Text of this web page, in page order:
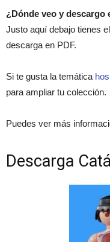
¿Dónde veo y descargo
Justo aquí debajo tienes
descarga en PDF.
Si te gusta la temática
para ampliar tu colección.
Puedes ver más
Descarga